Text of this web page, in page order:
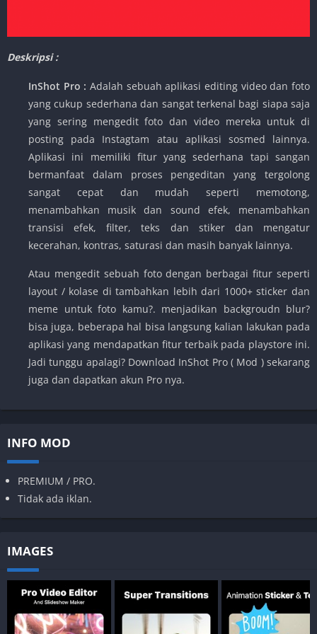
Deskripsi :
InShot Pro : Adalah sebuah aplikasi editing video dan foto
yang cukup sederhana dan sangat terkenal bagi siapa saja
yang sering mengedit foto dan video mereka untuk di
posting pada Instagtam atau aplikasi sosmed lainnya.
Aplikasi ini memiliki fitur yang sederhana tapi sangan
bermanfaat dalam proses pengeditan yang tergolong
sangat cepat dan mudah seperti memotong,
menambahkan musik dan sound efek, menambahkan
transisi efek, filter, teks dan stiker dan mengatur
kecerahan, kontras, saturasi dan masih banyak lainnya.
Atau mengedit sebuah foto dengan berbagai fitur seperti
layout / kolase di tambahkan lebih dari 1000+ sticker dan
meme untuk foto kamu?. menjadikan backgroudn blur?
bisa juga, beberapa hal bisa langsung kalian lakukan pada
aplikasi yang mendapatkan fitur terbaik pada playstore ini.
Jadi tunggu apalagi? Download InShot Pro ( Mod ) sekarang
juga dan dapatkan akun Pro nya.
INFO MOD
PREMIUM / PRO.
Tidak ada iklan.
IMAGES